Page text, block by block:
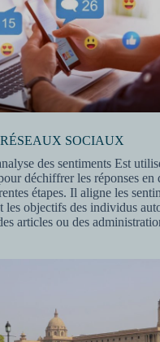
RÉSEAUX SOCIAUX
des sentiments Est
déchiffrer les réponses en
étapes. Il aligne les
les objectifs des individus
articles ou des